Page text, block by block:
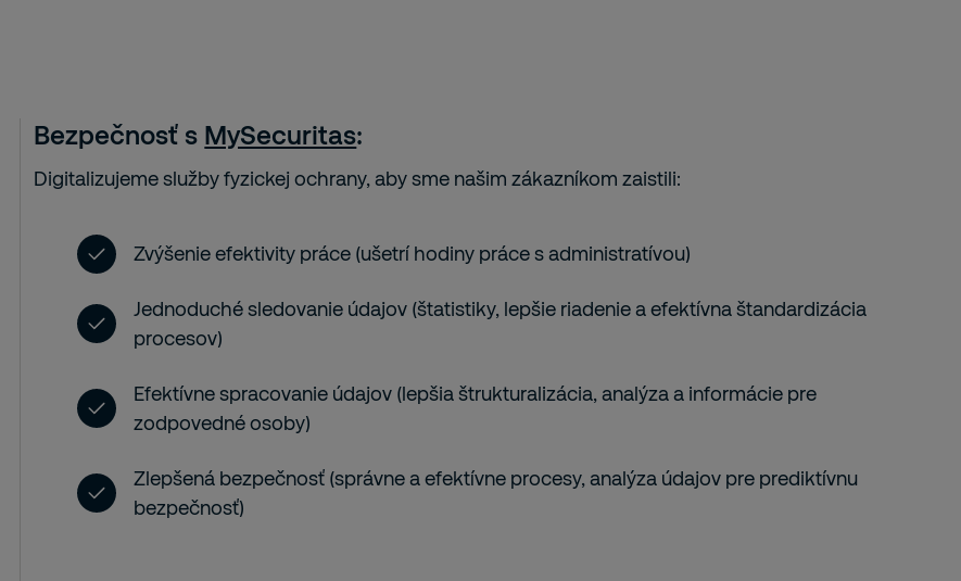
Bezpečnosť s MySecuritas:
Digitalizujeme služby fyzickej ochrany, aby sme našim zákazníkom zaistili:
Zvýšenie efektivity práce (ušetrí hodiny práce s administratívou)
Jednoduché sledovanie údajov (štatistiky, lepšie riadenie a efektívna štandardizácia
procesov)
Efektívne spracovanie údajov (lepšia štrukturalizácia, analýza a informácie pre
zodpovedné osoby)
Zlepšená bezpečnosť (správne a efektívne procesy, analýza údajov pre prediktívnu
bezpečnosť)